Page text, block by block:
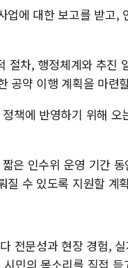
업에 대한 보고를 받고,
절차, 행정체계와 추진
공약 이행 계획을 마련
책에 반영하기 위해 오
은 인수위 운영 기간
질 수 있도록 지원할 계
전문성과 현장 경험,
민의 목소리를 직접 듣